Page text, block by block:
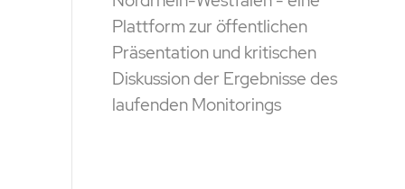
Plattform zur öffentlichen
Präsentation und kritischen
Diskussion der Ergebnisse des
laufenden Monitorings